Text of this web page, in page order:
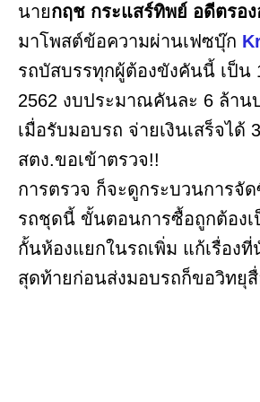
นายกฤช กระแสร์ทิพย์ อดีตรอ
มาโพสต์ข้อความผ่านเฟซบุ๊ก
รถบัสบรรทุกผู้ต้องขังคันนี้ เป็น
2562 งบประมาณคันละ 6 ล้าน
เมื่อรับมอบรถ จ่ายเงินเสร็จได้
สตง.ขอเข้าตรวจ!!
การตรวจ ก็จะดูกระบวนการ
รถชุดนี้ ขั้นตอนการซื้อถูกต้องเ
กั้นห้องแยกในรถเพิ่ม แก้เรื่อง
สุดท้ายก่อนส่งมอบรถก็ขอวิทยุ